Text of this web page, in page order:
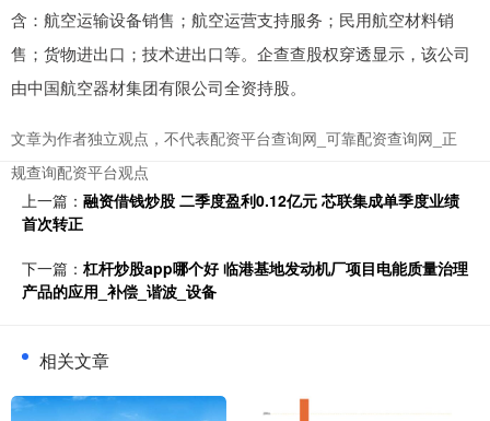
含：航空运输设备销售；航空运营支持服务；民用航空材料销
售；货物进出口；技术进出口等。企查查股权穿透显示，该公司
由中国航空器材集团有限公司全资持股。
文章为作者独立观点，不代表配资平台查询网_可靠配资查询网_正
规查询配资平台观点
上一篇： 融资借钱炒股 二季度盈利0.12亿元 芯联集成单季度业绩
首次转正
下一篇： 杠杆炒股app哪个好 临港基地发动机厂项目电能质量治理
产品的应用_补偿_谐波_设备
相关文章